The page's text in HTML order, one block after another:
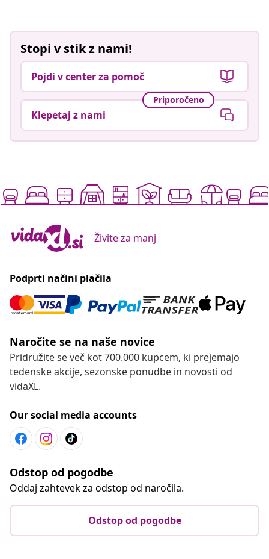
Stopi v stik z nami!
Pojdi v center za pomoč
Priporočeno
Klepetaj z nami
Živite za manj
Podprti načini plačila
Naročite se na naše novice
Pridružite se več kot 700.000 kupcem, ki prejemajo
tedenske akcije, sezonske ponudbe in novosti od
vidaXL.
Our social media accounts
Odstop od pogodbe
Oddaj zahtevek za odstop od naročila.
Odstop od pogodbe